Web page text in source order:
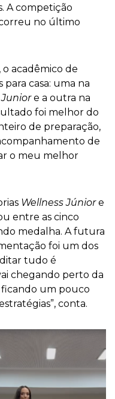
A competição
no último
acadêmico de
casa: uma na
Juniore a outra na
foi melhor do
de preparação,
de
o meu melhor
Wellness Júniore
entre as cinco
medalha. A futura
foi um dos
tudo é
chegando perto da
ficando um pouco
conta.